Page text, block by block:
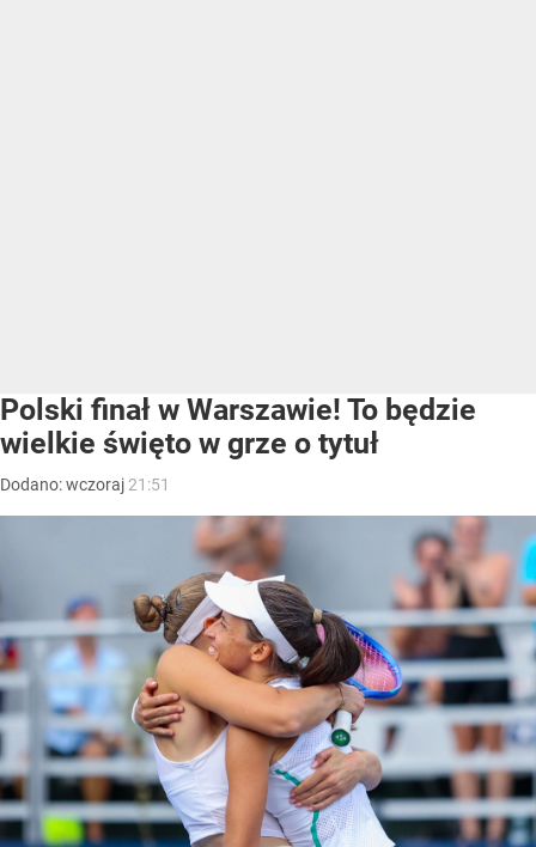
Polski finał w Warszawie! To będzie
wielkie święto w grze o tytuł
Dodano:wczoraj 21:51